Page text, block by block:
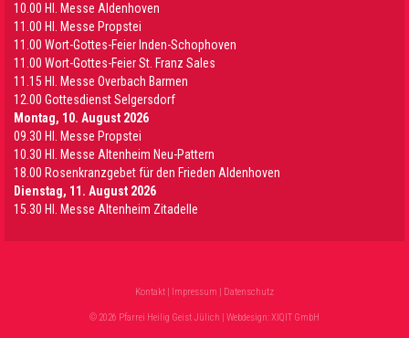
10.00 Hl. Messe Aldenhoven
11.00 Hl. Messe Propstei
11.00 Wort-Gottes-Feier Inden-Schophoven
11.00 Wort-Gottes-Feier St. Franz Sales
11.15 Hl. Messe Overbach Barmen
12.00 Gottesdienst Selgersdorf
Montag, 10. August 2026
09.30 Hl. Messe Propstei
10.30 Hl. Messe Altenheim Neu-Pattern
18.00 Rosenkranzgebet für den Frieden Aldenhoven
Dienstag, 11. August 2026
15.30 Hl. Messe Altenheim Zitadelle
Kontakt | Impressum | Datenschutz
© 2026 Pfarrei Heilig Geist Jülich | Webdesign:XIQIT GmbH